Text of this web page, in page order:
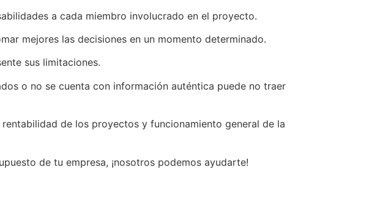
a cada miembro involucrado en el proyecto.
mejores las decisiones en un momento determinado.
sus limitaciones.
o no se cuenta con información auténtica puede no traer
de los proyectos y funcionamiento general de la
de tu empresa, ¡nosotros podemos ayudarte!